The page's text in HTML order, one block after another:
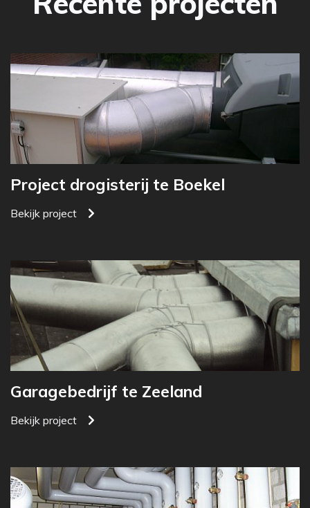
Project drogisterij te Boekel
Bekijk project
Garagebedrijf te Zeeland
Bekijk project